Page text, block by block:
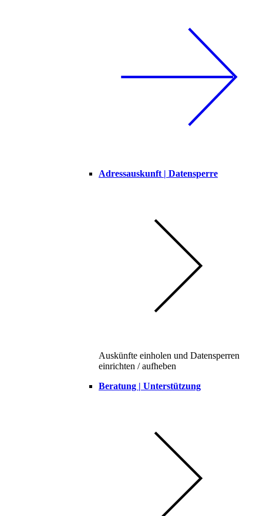
Adressauskunft | Datensperre
Auskünfte einholen und Datensperren
einrichten / aufheben
Beratung | Unterstützung